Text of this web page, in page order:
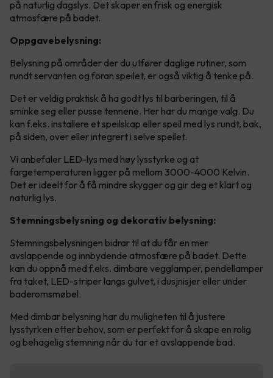
på naturlig dagslys. Det skaper en frisk og energisk
atmosfære på badet.
Oppgavebelysning:
Belysning på områder der du utfører daglige rutiner, som
rundt servanten og foran speilet, er også viktig å tenke på.
Det er veldig praktisk å ha godt lys til barberingen, til å
sminke seg eller pusse tennene. Her har du mange valg. Du
kan f.eks. installere et speilskap eller speil med lys rundt, bak,
på siden, over eller integrert i selve speilet.
Vi anbefaler LED-lys med høy lysstyrke og at
fargetemperaturen ligger på mellom 3000-4000 Kelvin.
Det er ideelt for å få mindre skygger og gir deg et klart og
naturlig lys.
Stemningsbelysning og dekorativ belysning:
Stemningsbelysningen bidrar til at du får en mer
avslappende og innbydende atmosfære på badet. Dette
kan du oppnå med f.eks. dimbare vegglamper, pendellamper
fra taket, LED-striper langs gulvet, i dusjnisjer eller under
baderomsmøbel.
Med dimbar belysning har du muligheten til å justere
lysstyrken etter behov, som er perfekt for å skape en rolig
og behagelig stemning når du tar et avslappende bad.